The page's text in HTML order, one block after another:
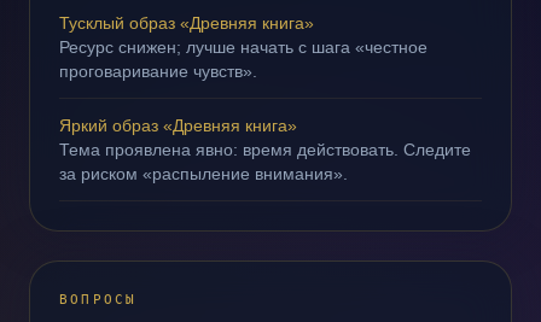
Тусклый образ «Древняя книга»
Ресурс снижен; лучше начать с шага «честное
проговаривание чувств».
Яркий образ «Древняя книга»
Тема проявлена явно: время действовать. Следите
за риском «распыление внимания».
ВОПРОСЫ